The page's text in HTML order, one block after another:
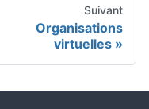
Suivant
Organisations
virtuelles